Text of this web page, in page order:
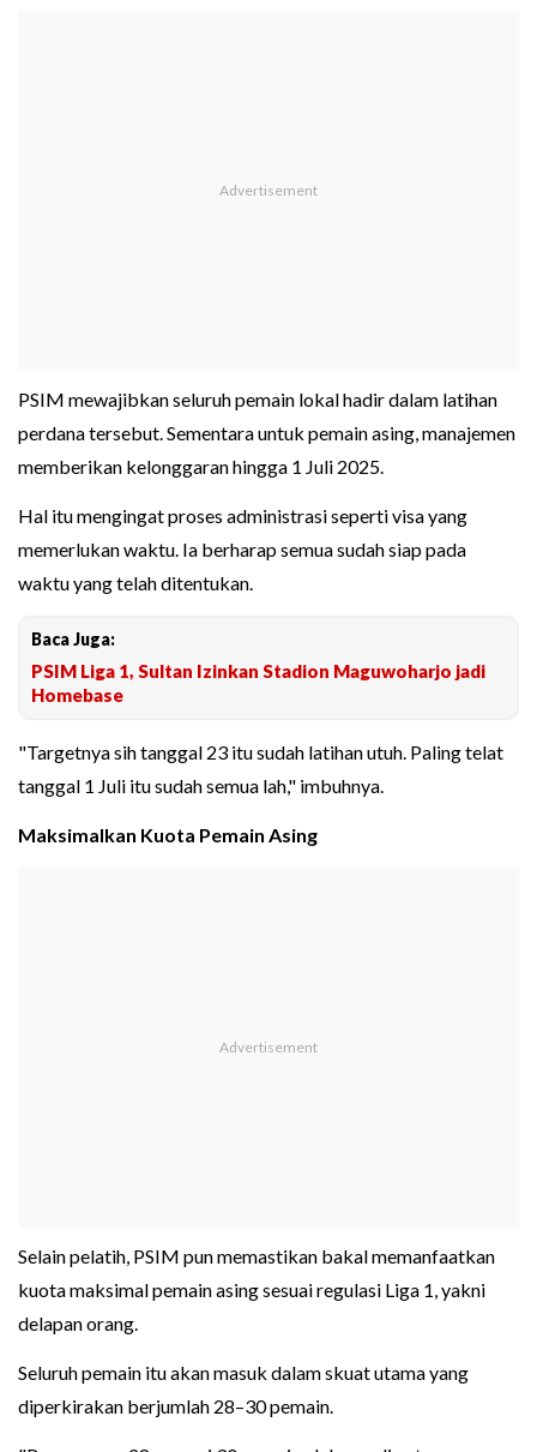
PSIM mewajibkan seluruh pemain lokal hadir dalam latihan
perdana tersebut. Sementara untuk pemain asing, manajemen
memberikan kelonggaran hingga 1 Juli 2025.
Hal itu mengingat proses administrasi seperti visa yang
memerlukan waktu. Ia berharap semua sudah siap pada
waktu yang telah ditentukan.
Baca Juga:
PSIM Liga 1, Sultan Izinkan Stadion Maguwoharjo jadi
Homebase
"Targetnya sih tanggal 23 itu sudah latihan utuh. Paling telat
tanggal 1 Juli itu sudah semua lah," imbuhnya.
Maksimalkan Kuota Pemain Asing
Selain pelatih, PSIM pun memastikan bakal memanfaatkan
kuota maksimal pemain asing sesuai regulasi Liga 1, yakni
delapan orang.
Seluruh pemain itu akan masuk dalam skuat utama yang
diperkirakan berjumlah 28–30 pemain.